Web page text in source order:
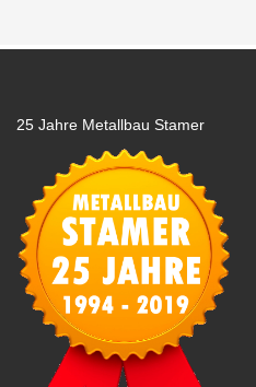
25 Jahre Metallbau Stamer